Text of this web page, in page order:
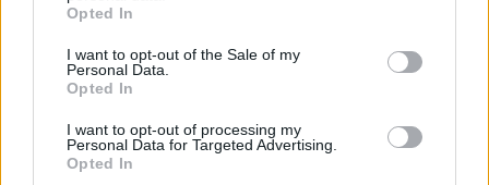
use your data for below specified purposes in below Google
consent section.
Opted In
I want to opt-out of the Sale of my
Personal Data.
Opted In
I want to opt-out of processing my
Personal Data for Targeted Advertising.
Opted In
kísérletek (Age of D., Warpigs) után tíz éve készítette első
szólóanyagát a BMG számára. Zenei ismereteit
Chico (Máté Péter emlékzenekar, Bolyki Brothers stb.)
dolgozik (Gáspár Laci, Hooligans, Emilio, Back II Black,
Ádok Zolistb.). Egy ideje különböző zenei projekteket is